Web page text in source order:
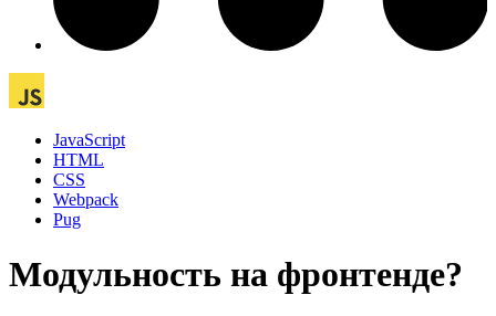
JavaScript
HTML
CSS
Webpack
Pug
Модульность на фронтенде?